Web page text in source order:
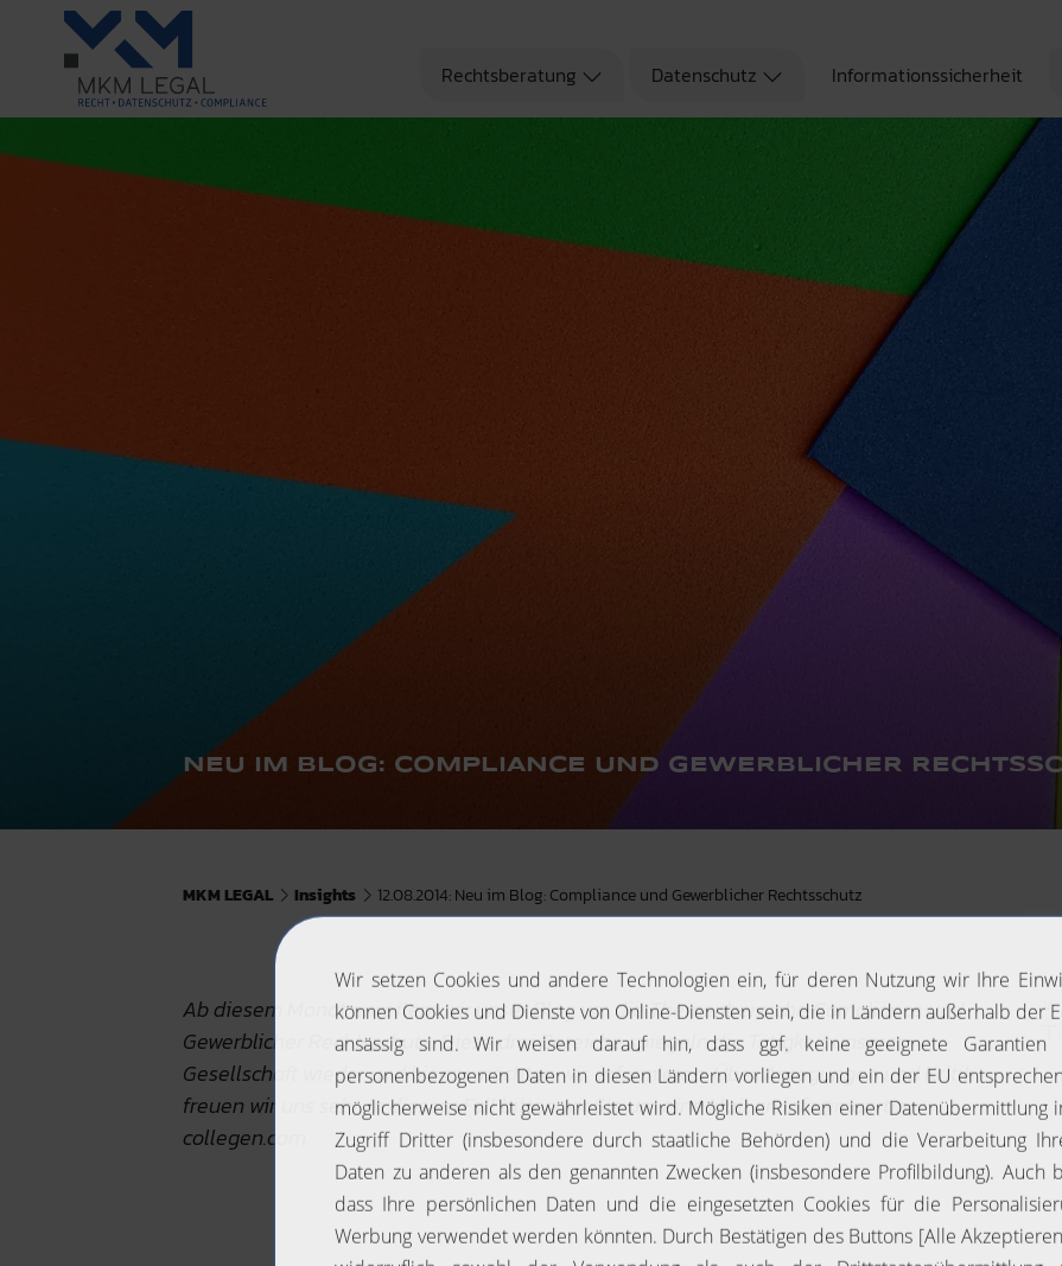
Rechtsberatung Datenschutz Informationssicherheit
NEU IM BLOG: COMPLIANCE UND GEWERBLICHER
MKM LEGAL Insights 12.08.2014: Neu im Blog: Compliance und Gewerblicher Rechtsschutz
Ab diesem Monat erweitern wir unser Blog um die Themenbereiche Compliance und
Gewerblicher Rechtsschutz. Diese drei Bereiche spiegeln die Tätigkeit unserer
Gesellschaft wieder und hierzu möchten wir informieren. Über Anregungen und Kritik
freuen wir uns sehr. In diesem Fall bitten wir Sie um eine Mail an info@maertin-
collegen.com.